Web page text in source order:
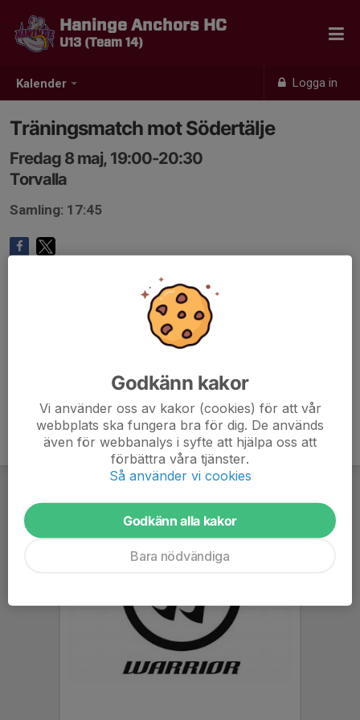
Kalender Logga in
Haninge Anchors HC
U13 (Team 14)
Träningsmatch mot Södertälje
Fredag 8 maj, 19:00-20:30
Torvalla
Samling: 17:45
Godkänn kakor
Vi använder oss av kakor (cookies) för att vår
webbplats ska fungera bra för dig. De används
även för webbanalys i syfte att hjälpa oss att
förbättra våra tjänster.
Så använder vi cookies
Godkänn alla kakor
Bara nödvändiga